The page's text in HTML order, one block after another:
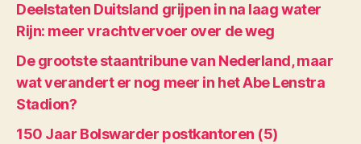
Deelstaten Duitsland grijpen in na laag water
Rijn: meer vrachtvervoer over de weg
De grootste staantribune van Nederland, maar
wat verandert er nog meer in het Abe Lenstra
Stadion?
150 Jaar Bolswarder postkantoren (5)